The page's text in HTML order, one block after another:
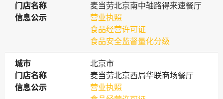
门店名称
门店名称
麦当劳北京南中轴路得来速餐厅
信息公示
信息公示
营业执照
食品经营许可证
食品安全监督量化分级
城市
城市
北京市
门店名称
门店名称
麦当劳北京西局华联商场餐厅
信息公示
信息公示
营业执照